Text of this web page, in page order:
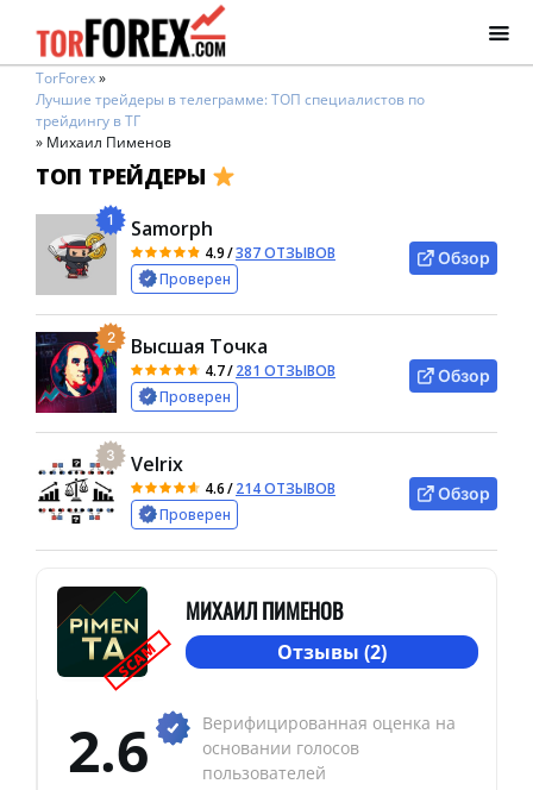
TorForex»
Лучшие трейдеры в телеграмме: ТОП специалистов по
трейдингу в ТГ
» Михаил Пименов
ТОП ТРЕЙДЕРЫ
1 Samorph
4.9/387 ОТЗЫВОВ
Проверен
Обзор
2 Высшая Точка
4.7/281 ОТЗЫВОВ
Проверен
Обзор
3 Velrix
4.6/214 ОТЗЫВОВ
Проверен
Обзор
SCAM
МИХАИЛ ПИМЕНОВ
Отзывы (2)
2.6
Верифицированная оценка на
основании голосов
пользователей